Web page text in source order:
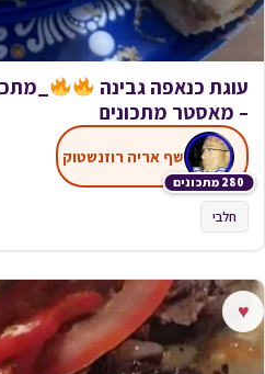
עוגת כנאפה גבינה
– מאסטר מתכונים
280 מתכונים
שף אריה רוזנשטוק
חלבי
♥